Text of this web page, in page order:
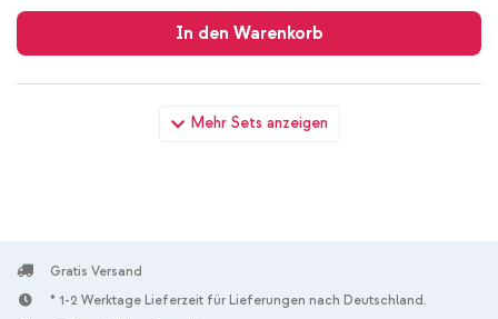
Mehr Sets anzeigen
In den Warenkorb
Versand
Dux Ducis Aimo Back Cover Xiaomi Redmi Note 13 Pro (5G) /
Poco X6 - Transparent + Universal-Handykette - Rose Gold
10 % Rabatt
Gratis Versand
* 1-2 Werktage Lieferzeit für Lieferungen nach Deutschland.